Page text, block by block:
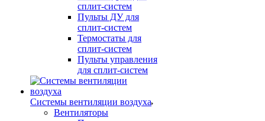
сплит-систем
Пульты ДУ для
сплит-систем
Термостаты для
сплит-систем
Пульты управления
для сплит-систем
Системы вентиляции воздуха
Вентиляторы